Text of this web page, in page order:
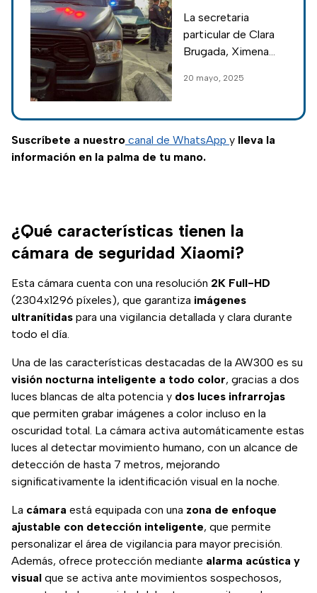
Clara Brugada y
a su asesor
La secretaria
particular de Clara
Brugada, Ximena
José Muñoz, fueron
ataque directo este
martes.
20 mayo, 2025
Suscríbete a nuestro canal de WhatsApp y lleva la
información en la palma de tu mano.
¿Qué características tienen la
cámara de seguridad Xiaomi?
Esta cámara cuenta con una resolución 2K Full-HD
(2304x1296 píxeles), que garantiza imágenes
ultranítidas para una vigilancia detallada y clara durante
todo el día.
Una de las características destacadas de la AW300 es su
visión nocturna inteligente a todo color, gracias a dos
luces blancas de alta potencia y dos luces infrarrojas
que permiten grabar imágenes a color incluso en la
oscuridad total. La cámara activa automáticamente estas
luces al detectar movimiento humano, con un alcance de
detección de hasta 7 metros, mejorando
significativamente la identificación visual en la noche.
La cámara está equipada con una zona de enfoque
ajustable con detección inteligente, que permite
personalizar el área de vigilancia para mayor precisión.
Además, ofrece protección mediante alarma acústica y
visual que se activa ante movimientos sospechosos,